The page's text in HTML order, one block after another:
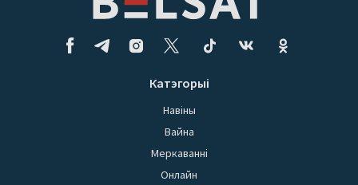
Катэгорыі
Навіны
Вайна
Меркаванні
Онлайн